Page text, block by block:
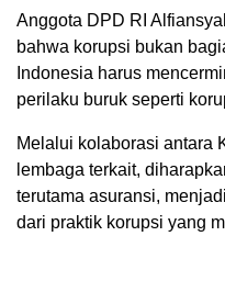
Anggota DPD RI
bahwa korupsi bukan
Indonesia harus
perilaku buruk seperti
Melalui kolaborasi antara
lembaga terkait,
terutama asuransi,
dari praktik korupsi yang